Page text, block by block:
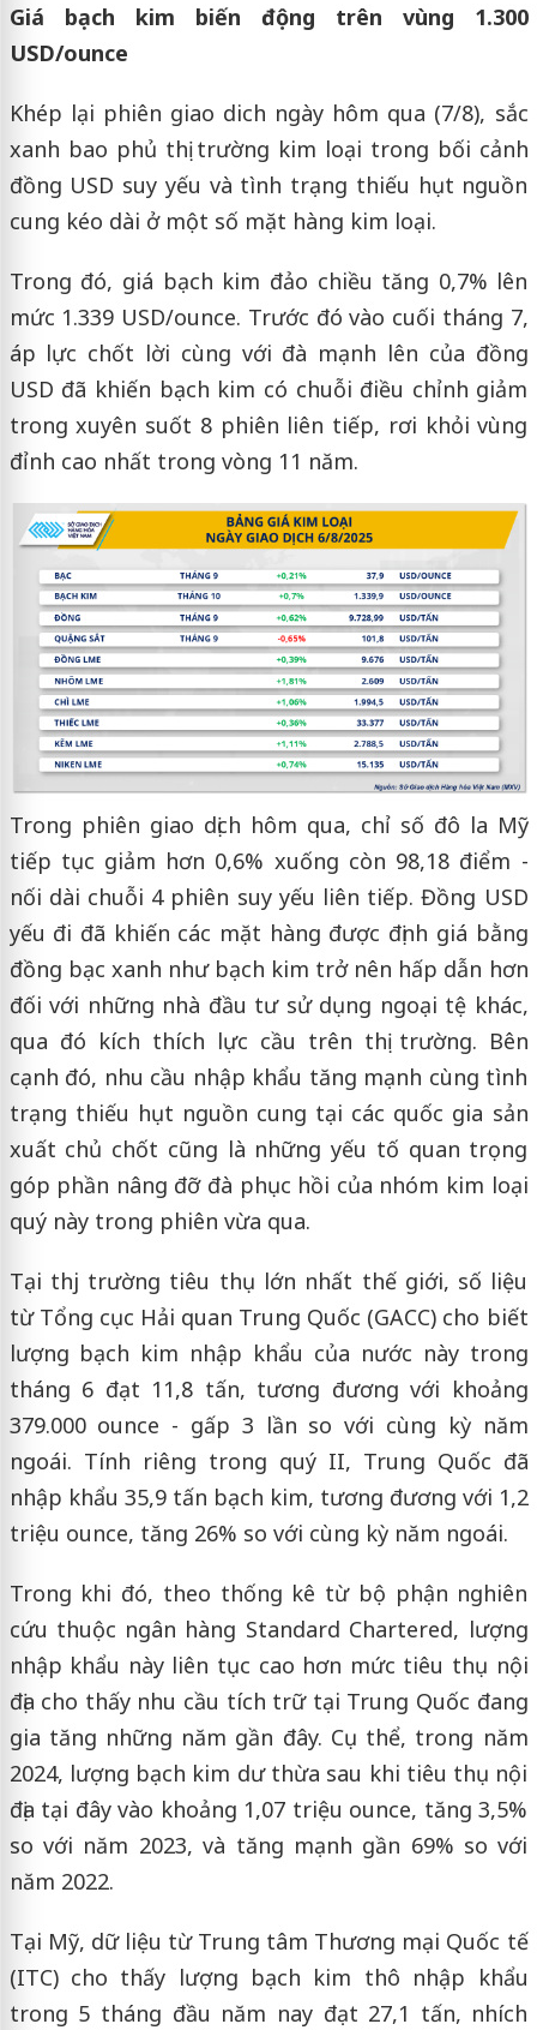
Giá bạch kim biến động trên vùng 1.300
USD/ounce
Khép lại phiên giao dich ngày hôm qua (7/8), sắc
xanh bao phủ thị trường kim loại trong bối cảnh
đồng USD suy yếu và tình trạng thiếu hụt nguồn
cung kéo dài ở một số mặt hàng kim loại.
Trong đó, giá bạch kim đảo chiều tăng 0,7% lên
mức 1.339 USD/ounce. Trước đó vào cuối tháng 7,
áp lực chốt lời cùng với đà mạnh lên của đồng
USD đã khiến bạch kim có chuỗi điều chỉnh giảm
trong xuyên suốt 8 phiên liên tiếp, rơi khỏi vùng
đỉnh cao nhất trong vòng 11 năm.
Trong phiên giao dịch hôm qua, chỉ số đô la Mỹ
tiếp tục giảm hơn 0,6% xuống còn 98,18 điểm -
nối dài chuỗi 4 phiên suy yếu liên tiếp. Đồng USD
yếu đi đã khiến các mặt hàng được định giá bằng
đồng bạc xanh như bạch kim trở nên hấp dẫn hơn
đối với những nhà đầu tư sử dụng ngoại tệ khác,
qua đó kích thích lực cầu trên thị trường. Bên
cạnh đó, nhu cầu nhập khẩu tăng mạnh cùng tình
trạng thiếu hụt nguồn cung tại các quốc gia sản
xuất chủ chốt cũng là những yếu tố quan trọng
góp phần nâng đỡ đà phục hồi của nhóm kim loại
quý này trong phiên vừa qua.
Tại thj trường tiêu thụ lớn nhất thế giới, số liệu
từ Tổng cục Hải quan Trung Quốc (GACC) cho biết
lượng bạch kim nhập khẩu của nước này trong
tháng 6 đạt 11,8 tấn, tương đương với khoảng
379.000 ounce - gấp 3 lần so với cùng kỳ năm
ngoái. Tính riêng trong quý II, Trung Quốc đã
nhập khẩu 35,9 tấn bạch kim, tương đương với 1,2
triệu ounce, tăng 26% so với cùng kỳ năm ngoái.
Trong khi đó, theo thống kê từ bộ phận nghiên
cứu thuộc ngân hàng Standard Chartered, lượng
nhập khẩu này liên tục cao hơn mức tiêu thụ nội
địa cho thấy nhu cầu tích trữ tại Trung Quốc đang
gia tăng những năm gần đây. Cụ thể, trong năm
2024, lượng bạch kim dư thừa sau khi tiêu thụ nội
địa tại đây vào khoảng 1,07 triệu ounce, tăng 3,5%
so với năm 2023, và tăng mạnh gần 69% so với
năm 2022.
Tại Mỹ, dữ liệu từ Trung tâm Thương mại Quốc tế
(ITC) cho thấy lượng bạch kim thô nhập khẩu
trong 5 tháng đầu năm nay đạt 27,1 tấn, nhích